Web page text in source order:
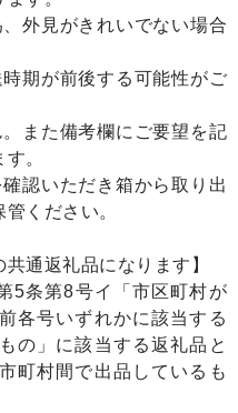
外見がきれいでない場合
期が前後する可能性がご
また備考欄にご要望を記
。
認いただき箱から取り出
ください。
通返礼品になります】
5条第8号イ「市区町村が
各号いずれかに該当する
の」に該当する返礼品と
町村間で出品しているも